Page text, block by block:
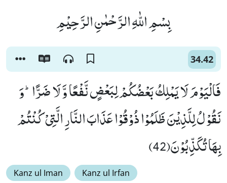
بِسْمِ اللّٰهِ الرَّحْمٰنِ الرَّحِیْمِ
34.42
فَالْیَوْمَ لَا یَمْلِكُ بَعْضُكُمْ لِبَعْضٍ نَّفْعًا وَّ لَا ضَرًّاؕ-وَ
نَقُوْلُ لِلَّذِیْنَ ظَلَمُوْا ذُوْقُوْا عَذَابَ النَّارِ الَّتِیْ كُنْتُمْ
بِهَا تُكَذِّبُوْنَ(42)
Kanz ul Iman Kanz ul Irfan